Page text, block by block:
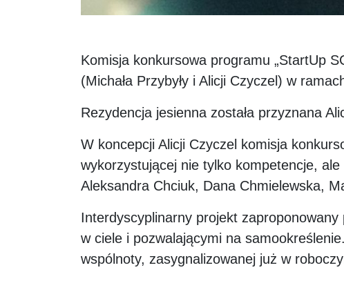
Komisja konkursowa programu „StartUp
(Michała Przybyły i Alicji Czyczel) w
Rezydencja jesienna została przyznana
W koncepcji Alicji Czyczel komisja
wykorzystującej nie tylko kompetencje, ale
Aleksandra Chciuk, Dana Chmielewska,
Interdyscyplinarny projekt
w ciele i pozwalającymi na
wspólnoty, zasygnalizowanej już w